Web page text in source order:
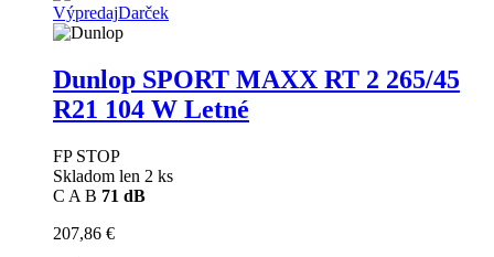
VýpredajDarček
Dunlop SPORT MAXX RT 2 265/45
R21 104 W Letné
FP STOP
Skladom len 2 ks
C A B 71 dB
207,86 €